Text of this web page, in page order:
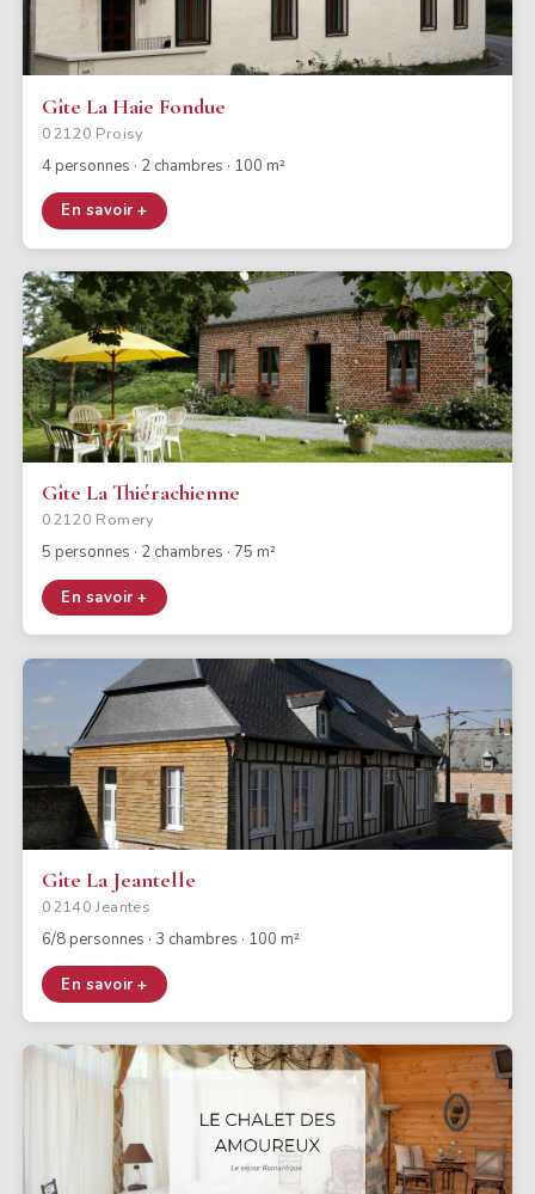
Gîte La Haie Fondue
02120 Proisy
4 personnes · 2 chambres · 100 m²
En savoir +
Gîte La Thiérachienne
02120 Romery
5 personnes · 2 chambres · 75 m²
En savoir +
Gîte La Jeantelle
02140 Jeantes
6/8 personnes · 3 chambres · 100 m²
En savoir +